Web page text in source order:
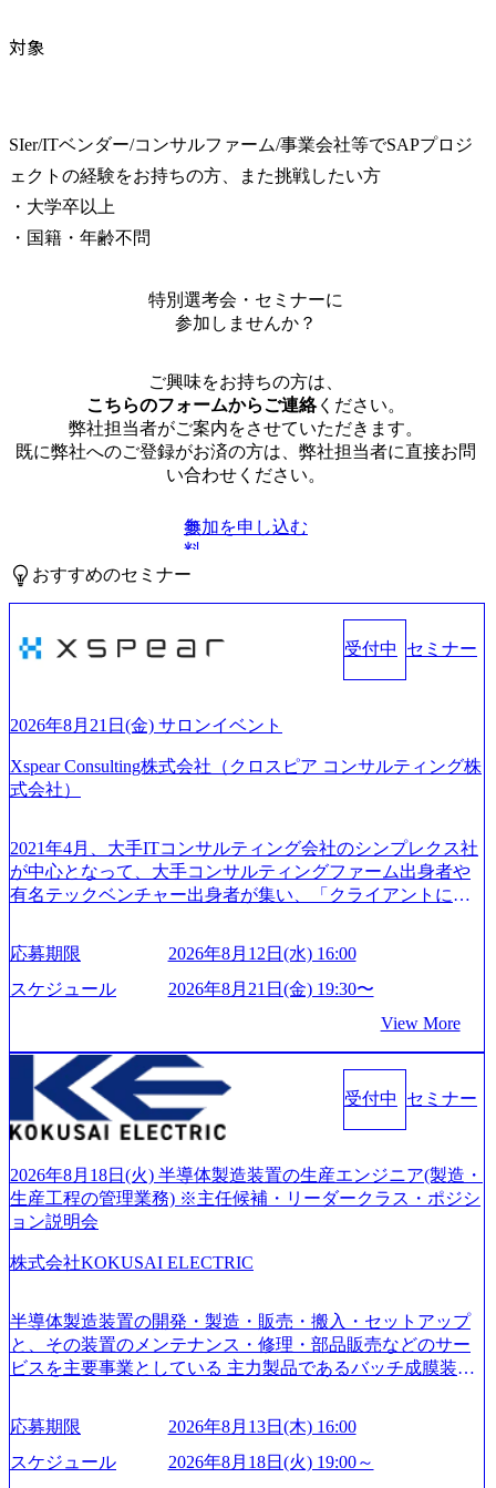
対象
SIer/ITベンダー/コンサルファーム/事業会社等でSAPプロジ
ェクトの経験をお持ちの方、また挑戦したい方
・大学卒以上
・国籍・年齢不問
特別選考会・セミナーに
参加しませんか？
ご興味をお持ちの方は、
こちらのフォームからご連絡ください。
弊社担当者がご案内をさせていただきます。
既に弊社へのご登録がお済の方は、弊社担当者に直接お問
い合わせください。
無
料
参加を申し込む
おすすめのセミナー
受付中 セミナー
2026年8月21日(金) サロンイベント
Xspear Consulting株式会社（クロスピア コンサルティング株
式会社）
2021年4月、大手ITコンサルティング会社のシンプレクス社
が中心となって、大手コンサルティングファーム出身者や
有名テックベンチャー出身者が集い、「クライアントにと
い」という想いの下で立ち上げた新鋭ファーム テクノロジ
ーがビジネスの成功に大きな影響力を持つDX時代におい
て、20年以上にわたってFintech業界を中心に最先端テクノ
つ、あらゆる業種・業界のクライアントの企業価値の最大
化を支援するために、戦略策定、組織改革、人材育成、業
務改善、実行支援などのコンサルティングサービスを一気
通貫で提供するのが特徴（いわゆる総合コンサルティング
ファーム） 社名の由来は”DXエリアにSpir（槍）を指して
ていく”という位置づけ 一昔前は金融が強い企業として認知
されていたが、現在金融の売上割合は全体の3割。現在はTo
C事業を始め、パブリック、製造業、通信、エンタメ、教
はあるが、社員の興味のある分野やスキルを活用したいな
着けたい方でも幅広に経験を積みたい方でも、キャリア形
成が柔軟に可能な環境である。 https://storage.googleapis.com/
our-vision-production.appspot.com/public/images/20240925204135
_93b1bff3-f71c-4bc9-8bd9-72a8a4826007_1200x554.webp https://
mages/20250502152751_46c65543-87ef-4e86-a85a-8649e1c532f9
_956x512.webp https://storage.googleapis.com/our-vision-producti
on.appspot.com/public/images/20250502152804_ba6aaa1a-9ffc-4f
応募期限
2026年8月12日(水) 16:00
スケジュール
2026年8月21日(金) 19:30〜
View More
受付中 セミナー
2026年8月18日(火) 半導体製造装置の生産エンジニア(製造・
生産工程の管理業務) ※主任候補・リーダークラス・ポジシ
ョン説明会
株式会社KOKUSAI ELECTRIC
半導体製造装置の開発・製造・販売・搬入・セットアップ
と、その装置のメンテナンス・修理・部品販売などのサー
ビスを主要事業としている 主力製品であるバッチ成膜装置
世界トップクラスのシェアを有している 技術と対話を通じ
て未来を創造し、社会課題の解決に貢献することを目指し
ている Mission:私たちの技術/私たちの対話 Vision:夢を未来
応募期限
2026年8月13日(木) 16:00
スケジュール
2026年8月18日(火) 19:00～